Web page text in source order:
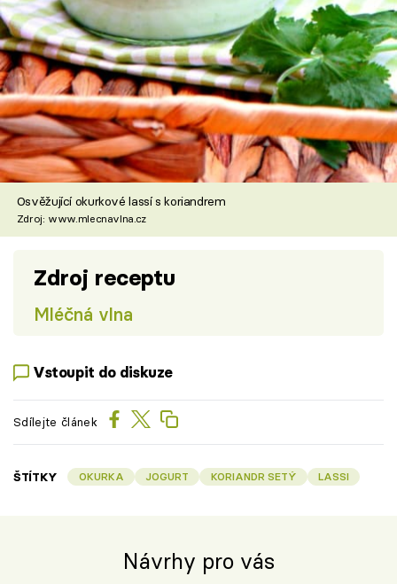
Osvěžující okurkové lassí s koriandrem
Zdroj: www.mlecnavlna.cz
Zdroj receptu
Mléčná vlna
Vstoupit do diskuze
Sdílejte článek
ŠTÍTKY OKURKA JOGURT KORIANDR SETÝ LASSI
Návrhy pro vás